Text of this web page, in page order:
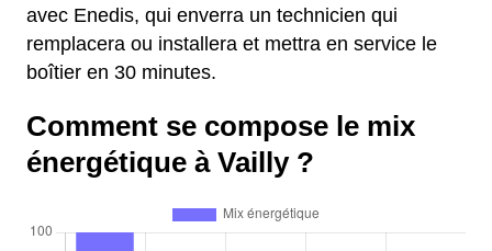
avec Enedis, qui enverra un technicien qui
remplacera ou installera et mettra en service le
boîtier en 30 minutes.
Comment se compose le mix
énergétique à Vailly ?